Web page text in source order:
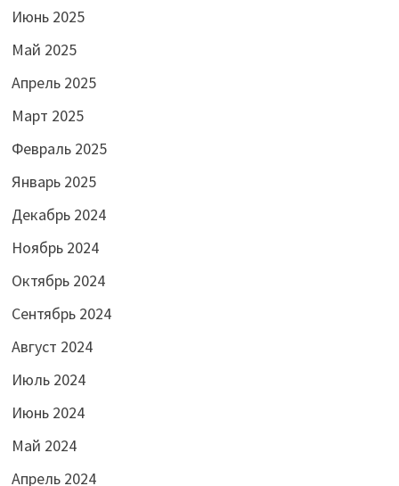
Июнь 2025
Май 2025
Апрель 2025
Март 2025
Февраль 2025
Январь 2025
Декабрь 2024
Ноябрь 2024
Октябрь 2024
Сентябрь 2024
Август 2024
Июль 2024
Июнь 2024
Май 2024
Апрель 2024